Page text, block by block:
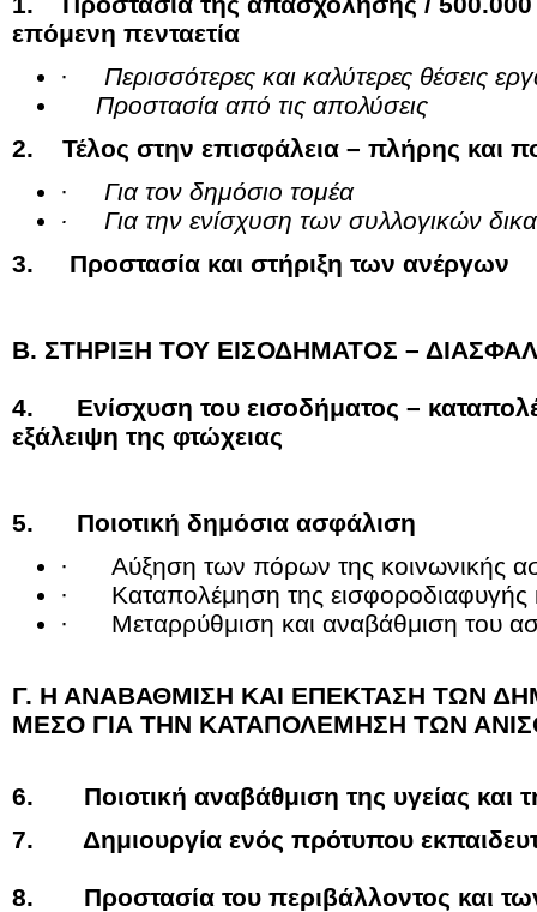
επόμενη πενταετία
·
Περισσότερες και καλύτερες θέσεις
Προστασία από τις απολύσεις
2. Τέλος στην επισφάλεια – πλήρης και
·
Για τον δημόσιο τομέα
· Για την ενίσχυση των συλλογικών
3. Προστασία και στήριξη των ανέργων
Β. ΣΤΗΡΙΞΗ ΤΟΥ ΕΙΣΟΔΗΜΑΤΟΣ –
4. Ενίσχυση του εισοδήματος –
εξάλειψη της φτώχειας
5. Ποιοτική δημόσια ασφάλιση
· Αύξηση των πόρων της κοινωνικής
· Καταπολέμηση της εισφοροδιαφυγής
· Μεταρρύθμιση και αναβάθμιση του
Γ. Η ΑΝΑΒΑΘΜΙΣΗ ΚΑΙ ΕΠΕΚΤΑΣΗ ΤΩΝ
ΜΕΣΟ ΓΙΑ ΤΗΝ ΚΑΤΑΠΟΛΕΜΗΣΗ ΤΩΝ
6. Ποιοτική αναβάθμιση της υγείας και
7. Δημιουργία ενός πρότυπου
8. Προστασία του περιβάλλοντος και